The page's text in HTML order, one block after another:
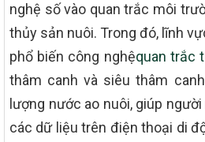
nghệ số vào quan trắc môi
thủy sản nuôi. Trong đó, lĩnh
phổ biến công nghệquan trắc
thâm canh và siêu thâm
lượng nước ao nuôi, giúp
các dữ liệu trên điện thoại di